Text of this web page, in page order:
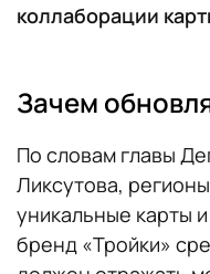
коллаборации
Зачем
По словам главы
Ликсутова,
уникальные карты
бренд «Тройки»